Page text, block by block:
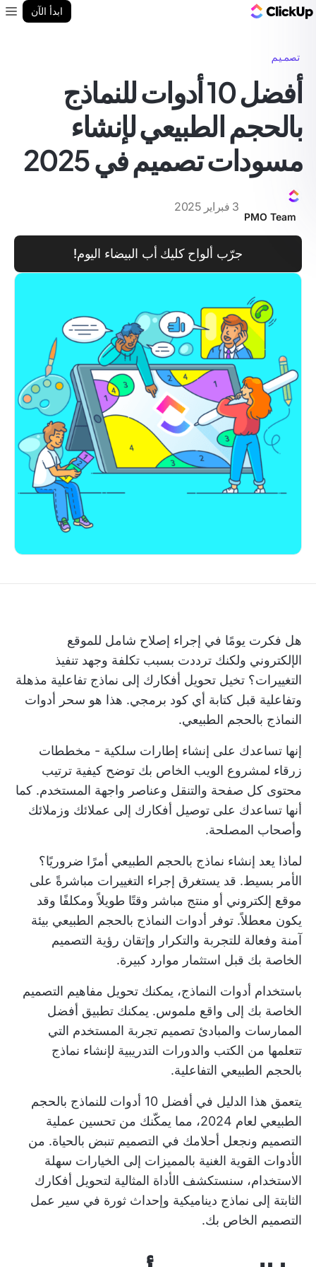
ابدأ الآن
تصميم
أفضل 10 أدوات للنماذج
بالحجم الطبيعي لإنشاء
مسودات تصميم في 2025
PMO Team
3 فبراير 2025
جرّب ألواح كليك أب البيضاء اليوم!
هل فكرت يومًا في إجراء إصلاح شامل للموقع
الإلكتروني ولكنك ترددت بسبب تكلفة وجهد تنفيذ
التغييرات؟ تخيل تحويل أفكارك إلى نماذج تفاعلية مذهلة
وتفاعلية قبل كتابة أي كود برمجي. هذا هو سحر أدوات
النماذج بالحجم الطبيعي.
إنها تساعدك على إنشاء إطارات سلكية - مخططات
زرقاء لمشروع الويب الخاص بك توضح كيفية ترتيب
محتوى كل صفحة والتنقل وعناصر واجهة المستخدم. كما
أنها تساعدك على توصيل أفكارك إلى عملائك وزملائك
وأصحاب المصلحة.
لماذا يعد إنشاء نماذج بالحجم الطبيعي أمرًا ضروريًا؟
الأمر بسيط. قد يستغرق إجراء التغييرات مباشرةً على
موقع إلكتروني أو منتج مباشر وقتًا طويلاً ومكلفًا وقد
يكون معطلاً. توفر أدوات النماذج بالحجم الطبيعي بيئة
آمنة وفعالة للتجربة والتكرار وإتقان رؤية التصميم
الخاصة بك قبل استثمار موارد كبيرة.
باستخدام أدوات النماذج، يمكنك تحويل مفاهيم التصميم
الخاصة بك إلى واقع ملموس. يمكنك تطبيق أفضل
الممارسات والمبادئ تصميم تجربة المستخدم التي
تتعلمها من الكتب والدورات التدريبية لإنشاء نماذج
بالحجم الطبيعي التفاعلية.
يتعمق هذا الدليل في أفضل 10 أدوات للنماذج بالحجم
الطبيعي لعام 2024، مما يمكّنك من تحسين
عملية
التصميم ونجعل أحلامك في التصميم تنبض بالحياة. من
الأدوات القوية الغنية بالمميزات إلى الخيارات سهلة
الاستخدام، سنستكشف الأداة المثالية لتحويل أفكارك
الثابتة إلى نماذج ديناميكية وإحداث ثورة في سير عمل
التصميم الخاص بك.